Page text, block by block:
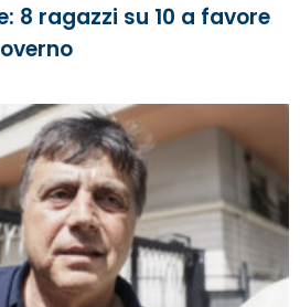
8 ragazzi su 10 a favore